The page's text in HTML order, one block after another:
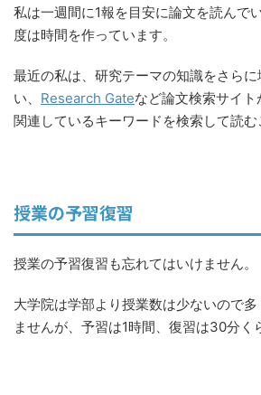
私は一週間に1報を目安に論文を読んで
度は時間を作っています。
最近の私は、研究テーマの知識をさら
い、 Research Gateなど論文検索サイ
関連しているキーワードを検索して読む
授業の予習復習
授業の予習復習も忘れてはいけません。
大学院は学部より授業数は少ないので
ませんが、予習は1時間、復習は30分く